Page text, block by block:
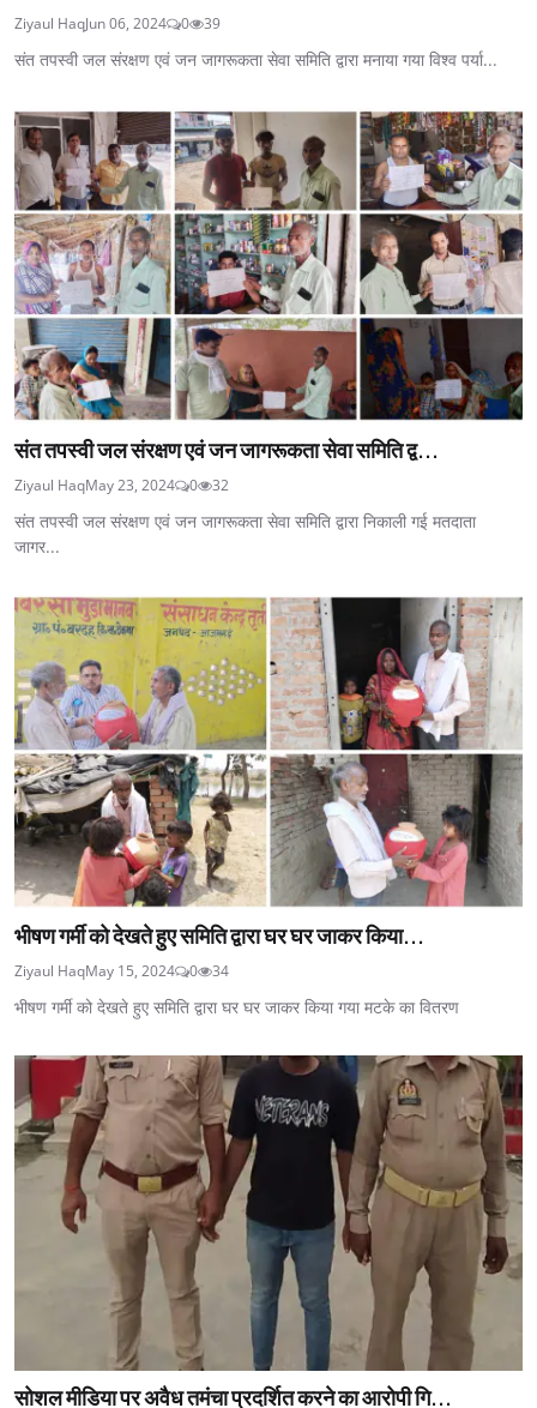
Ziyaul HaqJun 06, 2024 0 39
संत तपस्वी जल संरक्षण एवं जन जागरूकता सेवा समिति द्वारा मनाया गया विश्व पर्या...
संत तपस्वी जल संरक्षण एवं जन जागरूकता सेवा समिति द्व...
Ziyaul HaqMay 23, 2024 0 32
संत तपस्वी जल संरक्षण एवं जन जागरूकता सेवा समिति द्वारा निकाली गई मतदाता
जागर...
भीषण गर्मी को देखते हुए समिति द्वारा घर घर जाकर किया...
Ziyaul HaqMay 15, 2024 0 34
भीषण गर्मी को देखते हुए समिति द्वारा घर घर जाकर किया गया मटके का वितरण
सोशल मीडिया पर अवैध तमंचा प्रदर्शित करने का आरोपी गि...